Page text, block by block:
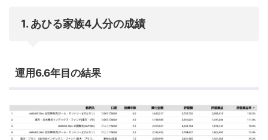
1. あひる家族4人分の成績
運用6.6年目の結果